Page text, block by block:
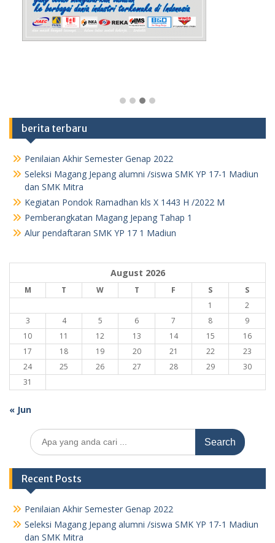
berita terbaru
Penilaian Akhir Semester Genap 2022
Seleksi Magang Jepang alumni /siswa SMK YP 17-1 Madiun
dan SMK Mitra
Kegiatan Pondok Ramadhan kls X 1443 H /2022 M
Pemberangkatan Magang Jepang Tahap 1
Alur pendaftaran SMK YP 17 1 Madiun
August 2026
M T W T F S
S
1
2
3
4 5 6 7 8
9
10
11 12 13 14 15
16
17
18 19 20 21 22
23
24
25 26 27 28 29
30
31
« Jun
Search
for:
Recent Posts
Penilaian Akhir Semester Genap 2022
Seleksi Magang Jepang alumni /siswa SMK YP 17-1 Madiun
dan SMK Mitra